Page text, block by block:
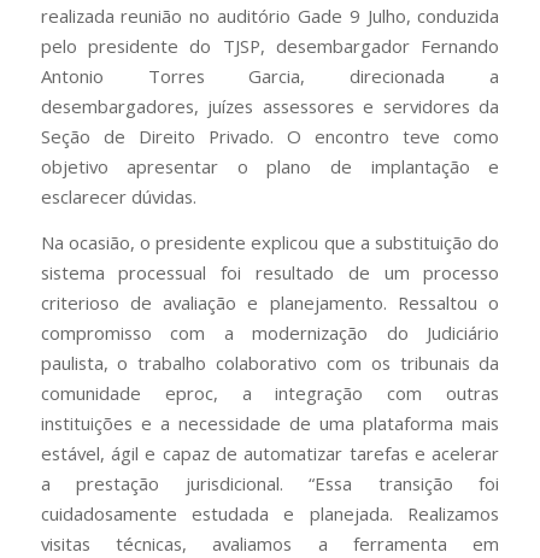
realizada reunião no auditório Gade 9 Julho, conduzida
pelo presidente do TJSP, desembargador Fernando
Antonio Torres Garcia, direcionada a
desembargadores, juízes assessores e servidores da
Seção de Direito Privado. O encontro teve como
objetivo apresentar o plano de implantação e
esclarecer dúvidas.
Na ocasião, o presidente explicou que a substituição do
sistema processual foi resultado de um processo
criterioso de avaliação e planejamento. Ressaltou o
compromisso com a modernização do Judiciário
paulista, o trabalho colaborativo com os tribunais da
comunidade eproc, a integração com outras
instituições e a necessidade de uma plataforma mais
estável, ágil e capaz de automatizar tarefas e acelerar
a prestação jurisdicional. “Essa transição foi
cuidadosamente estudada e planejada. Realizamos
visitas técnicas, avaliamos a ferramenta em